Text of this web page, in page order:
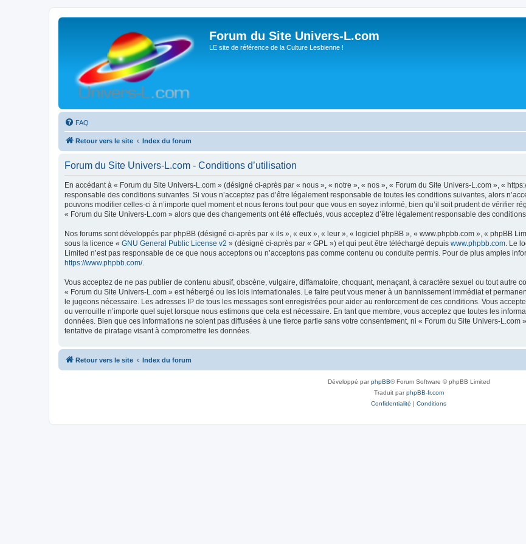
Forum du Site Univers-L.com
LE site de référence de la Culture Lesbienne !
FAQ
Retour vers le site Index du forum
Forum du Site Univers-L.com - Conditions d’utilisation
En accédant à « Forum du Site Univers-L.com » (désigné ci-après par « nous », « notre », « nos », « Forum du Site Univers-L.com », «
responsable des conditions suivantes. Si vous n’acceptez pas d’être légalement responsable de toutes les conditions suivantes, alors
pouvons modifier celles-ci à n’importe quel moment et nous ferons tout pour que vous en soyez informé, bien qu’il soit prudent de vérifier
« Forum du Site Univers-L.com » alors que des changements ont été effectués, vous acceptez d’être légalement responsable des
Nos forums sont développés par phpBB (désigné ci-après par « ils », « eux », « leur », « logiciel phpBB », « www.phpbb.com », « phpBB
sous la licence « GNU General Public License v2 » (désigné ci-après par « GPL ») et qui peut être téléchargé depuis www.phpbb.com. Le
Limited n’est pas responsable de ce que nous acceptons ou n’acceptons pas comme contenu ou conduite permis. Pour de plus amples
https://www.phpbb.com/.
Vous acceptez de ne pas publier de contenu abusif, obscène, vulgaire, diffamatoire, choquant, menaçant, à caractère sexuel ou tout autre
« Forum du Site Univers-L.com » est hébergé ou les lois internationales. Le faire peut vous mener à un bannissement immédiat et
le jugeons nécessaire. Les adresses IP de tous les messages sont enregistrées pour aider au renforcement de ces conditions. Vous
ou verrouille n’importe quel sujet lorsque nous estimons que cela est nécessaire. En tant que membre, vous acceptez que toutes les
données. Bien que ces informations ne soient pas diffusées à une tierce partie sans votre consentement, ni « Forum du Site Univers-
tentative de piratage visant à compromettre les données.
Retour vers le site Index du forum
Développé parphpBB® Forum Software © phpBB Limited
Traduit parphpBB-fr.com
Confidentialité | Conditions